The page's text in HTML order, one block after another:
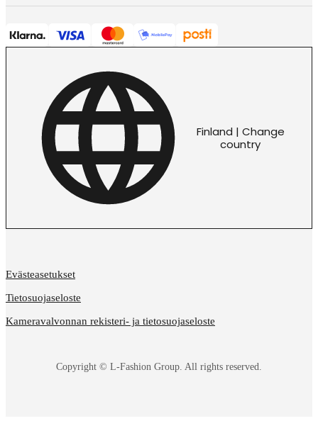
Finland | Change
country
Copyright © L-Fashion Group. All rights reserved.
Evästeasetukset
Tietosuojaseloste
Kameravalvonnan rekisteri- ja tietosuojaseloste